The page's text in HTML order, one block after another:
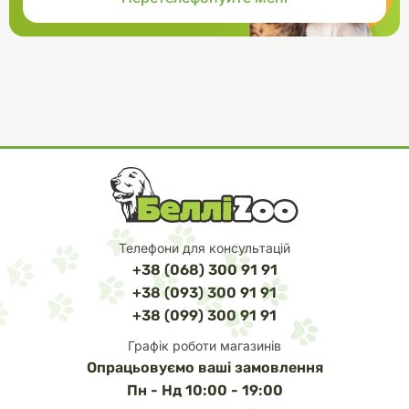
Телефони для консультацій
+38 (068) 300 91 91
+38 (093) 300 91 91
+38 (099) 300 91 91
Графік роботи магазинів
Опрацьовуємо ваші замовлення
Пн - Нд 10:00 - 19:00